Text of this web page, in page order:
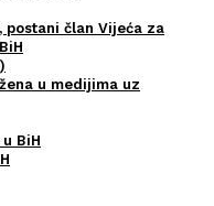
postani član Vijeća za
u medijima uz
BiH